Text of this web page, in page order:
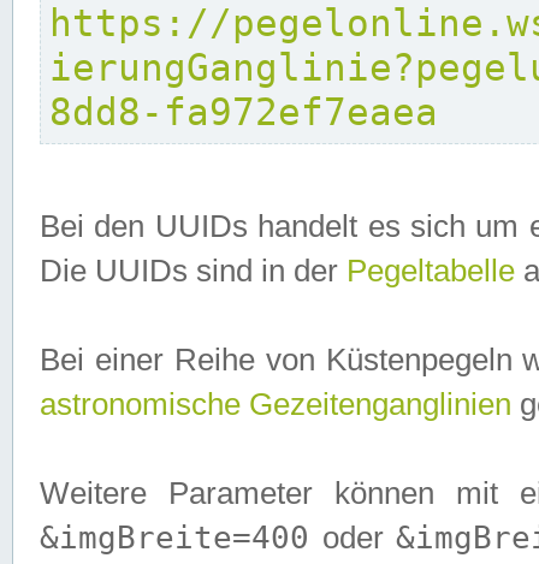
https://
8dd8-fa972ef7eaea
Bei den UUIDs handelt es sich um
Die UUIDs sind in der Pegeltabelle
Bei einer Reihe von Küstenpegeln
astronomische Gezeitenganglinien
Weitere Parameter können mit
&imgBreite=400 oder